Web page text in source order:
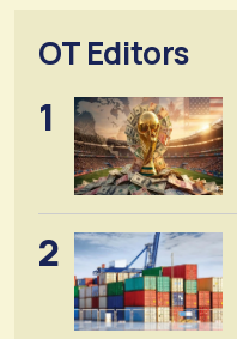
OT Editors
1
2